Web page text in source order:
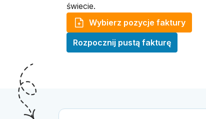
świecie.
Wybierz pozycje faktury
Rozpocznij pustą fakturę